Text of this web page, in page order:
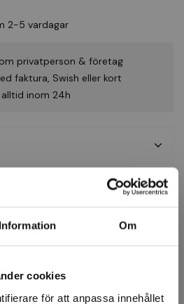
Information Om
cookies
för att anpassa innehållet
2-5 vardagar
privatperson & företag
faktura, Swish eller kort
alltid inom 24h